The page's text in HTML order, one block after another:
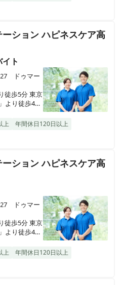
ション ハピネスケア高
ト
27 ドゥマー
徒歩5分 東京
より徒歩4分
上
年間休日120日以上
ション ハピネスケア高
27 ドゥマー
徒歩5分 東京
より徒歩4分
上
年間休日120日以上